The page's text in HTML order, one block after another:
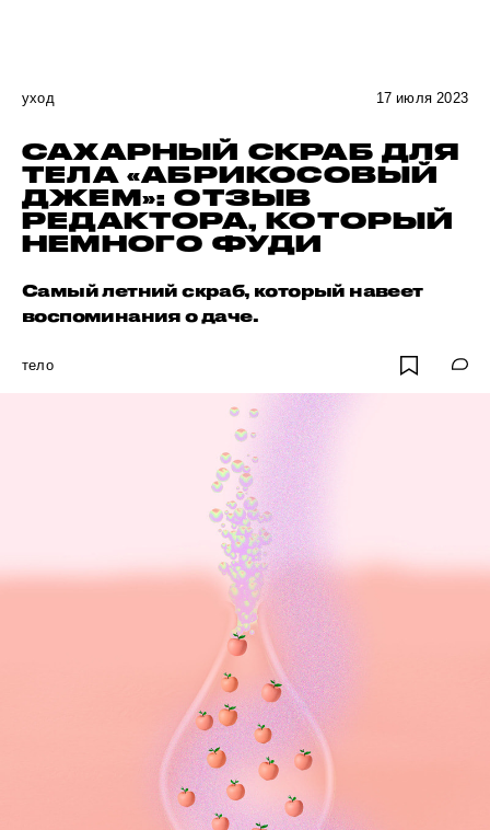
уход 17 июля 2023
САХАРНЫЙ СКРАБ ДЛЯ
ТЕЛА «АБРИКОСОВЫЙ
ДЖЕМ»: ОТЗЫВ
РЕДАКТОРА, КОТОРЫЙ
НЕМНОГО ФУДИ
Самый летний скраб, который навеет
воспоминания о даче.
тело